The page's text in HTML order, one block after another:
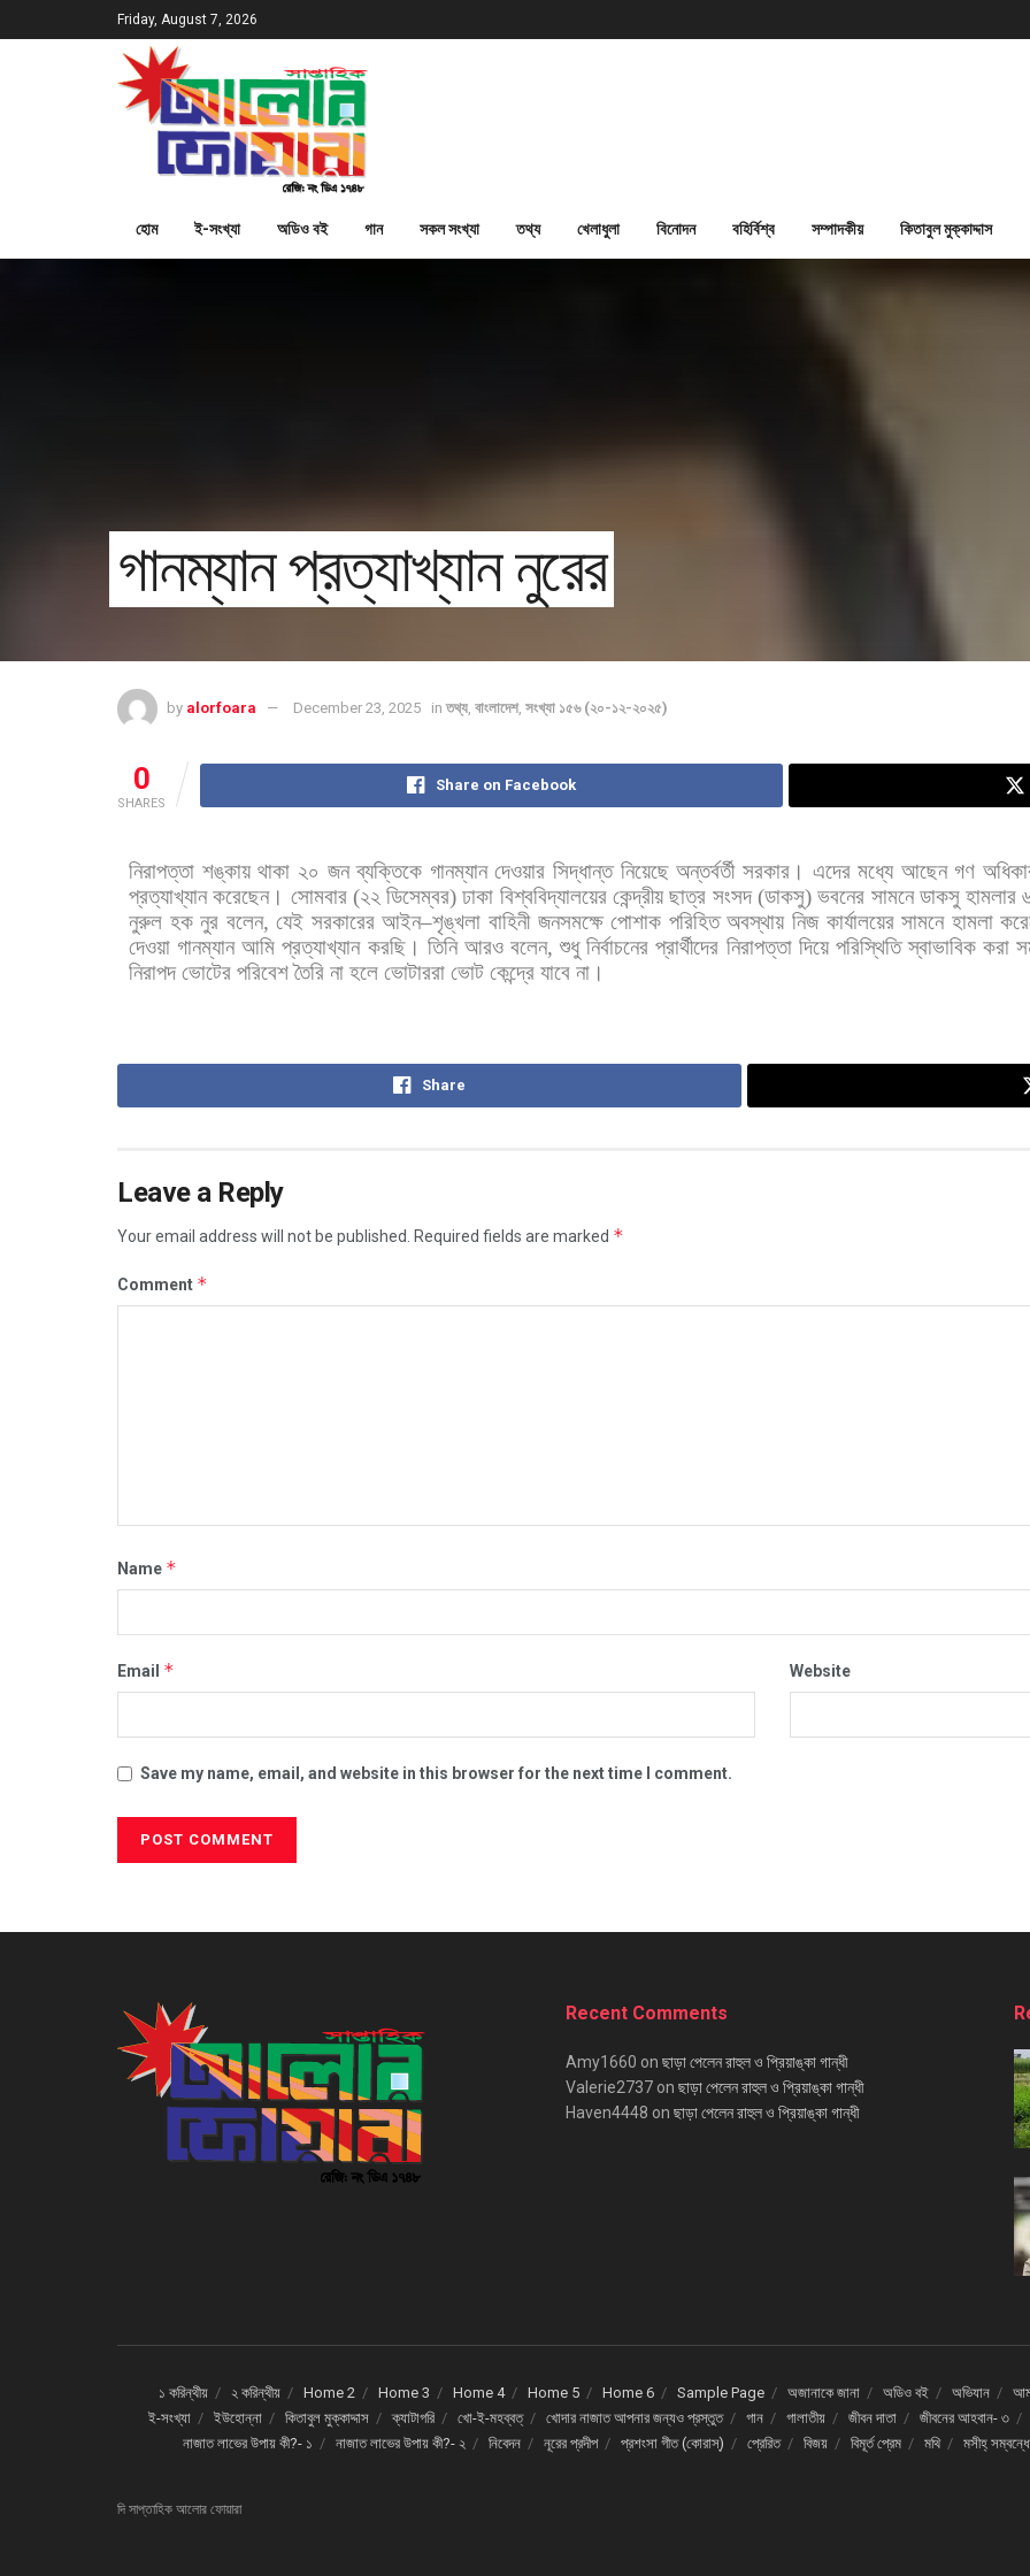
Friday, August 7, 2026
হোম ই-সংখ্যা অডিও বই গান সকল সংখ্যা তথ্য খেলাধুলা বিনোদন বহির্বিশ্ব সম্পাদকীয় কিতাবুল মুক্কাদ্দাস
গানম্যান প্রত্যাখ্যান নুরের
by alorfoara December 23, 2025 in তথ্য, বাংলাদেশ, সংখ্যা ১৫৬ (২০-১২-২০২৫)
0
SHARES
Share on Facebook
নিরাপত্তা শঙ্কায় থাকা ২০ জন ব্যক্তিকে গানম্যান দেওয়ার সিদ্ধান্ত নিয়েছে অন্তর্বর্তী সরকার। এদের মধ্যে আছেন গণ
প্রত্যাখ্যান করেছেন। সোমবার(২২ ডিসেম্বর)ঢাকা বিশ্ববিদ্যালয়ের কেন্দ্রীয় ছাত্র সংসদ(ডাকসু)ভবনের সামনে ডাকসু হামলার
নুরুল হক নুর বলেন,যেই সরকারের আইন–শৃঙ্খলা বাহিনী জনসমক্ষে পোশাক পরিহিত অবস্থায় নিজ কার্যালয়ের সামনে হামলা
দেওয়া গানম্যান আমি প্রত্যাখ্যান করছি। তিনি আরও বলেন,শুধু নির্বাচনের প্রার্থীদের নিরাপত্তা দিয়ে পরিস্থিতি স্বাভাবিক করা
নিরাপদ ভোটের পরিবেশ তৈরি না হলে ভোটাররা ভোট কেন্দ্রে যাবে না।
Share
Leave a Reply
Your email address will not be published. Required fields are marked *
Comment *
Name *
Email * Website
Save my name, email, and website in this browser for the next time I comment.
Recent Comments
Amy1660 on ছাড়া পেলেন রাহুল ও প্রিয়াঙ্কা গান্ধী
Valerie2737 on ছাড়া পেলেন রাহুল ও প্রিয়াঙ্কা গান্ধী
Haven4448 on ছাড়া পেলেন রাহুল ও প্রিয়াঙ্কা গান্ধী
১ করিন্থীয় ২ করিন্থীয় Home 2 Home 3 Home 4 Home 5 Home 6 Sample Page অজানাকে জানা অডিও বই অভিযান
ই-সংখ্যা
ইউহোন্না কিতাবুল মুক্কাদ্দাস ক্যাটাগরি খো-ই-মহব্বত্ খোদার নাজাত আপনার জন্যও প্রস্তুত গান গালাতীয় জীবন দাতা জীবনের আহবান- ৩
নাজাত লাভের উপায় কী?- ১
নাজাত লাভের উপায় কী?- ২ নিবেদন নূরের প্রদীপ প্রশংসা গীত (কোরাস্) প্রেরিত বিজয় বিমূর্ত প্রেম মথি মসীহ্
দি সাপ্তাহিক আলোর ফোয়ারা